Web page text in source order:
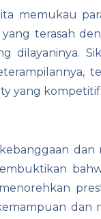
memukau
terasah
dilayaninya.
yang kompetitif.
dan
dan